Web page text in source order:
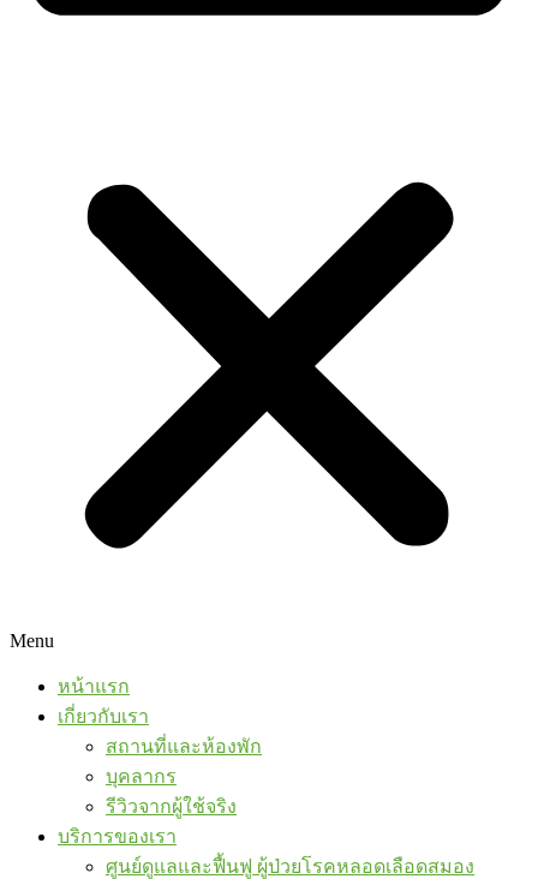
Menu
หน้าแรก
เกี่ยวกับเรา
สถานที่และห้องพัก
บุคลากร
รีวิวจากผู้ใช้จริง
บริการของเรา
ศูนย์ดูแลและฟื้นฟู ผู้ป่วยโรคหลอดเลือดสมอง